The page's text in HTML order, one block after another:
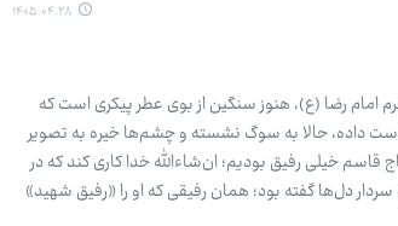
۱۴۰۵.۰۴.۲۸
امام رضا (ع)، هنوز سنگین از بوی عطر پیکری است که
دست داده، حالا به سوگ نشسته و چشم‌ها خیره به تصویر
قاسم خیلی رفیق بودیم؛ ان‌شاءالله خدا کاری کند که در
دل‌ها گفته بود؛ همان رفیقی که او را «رفیق شهید»